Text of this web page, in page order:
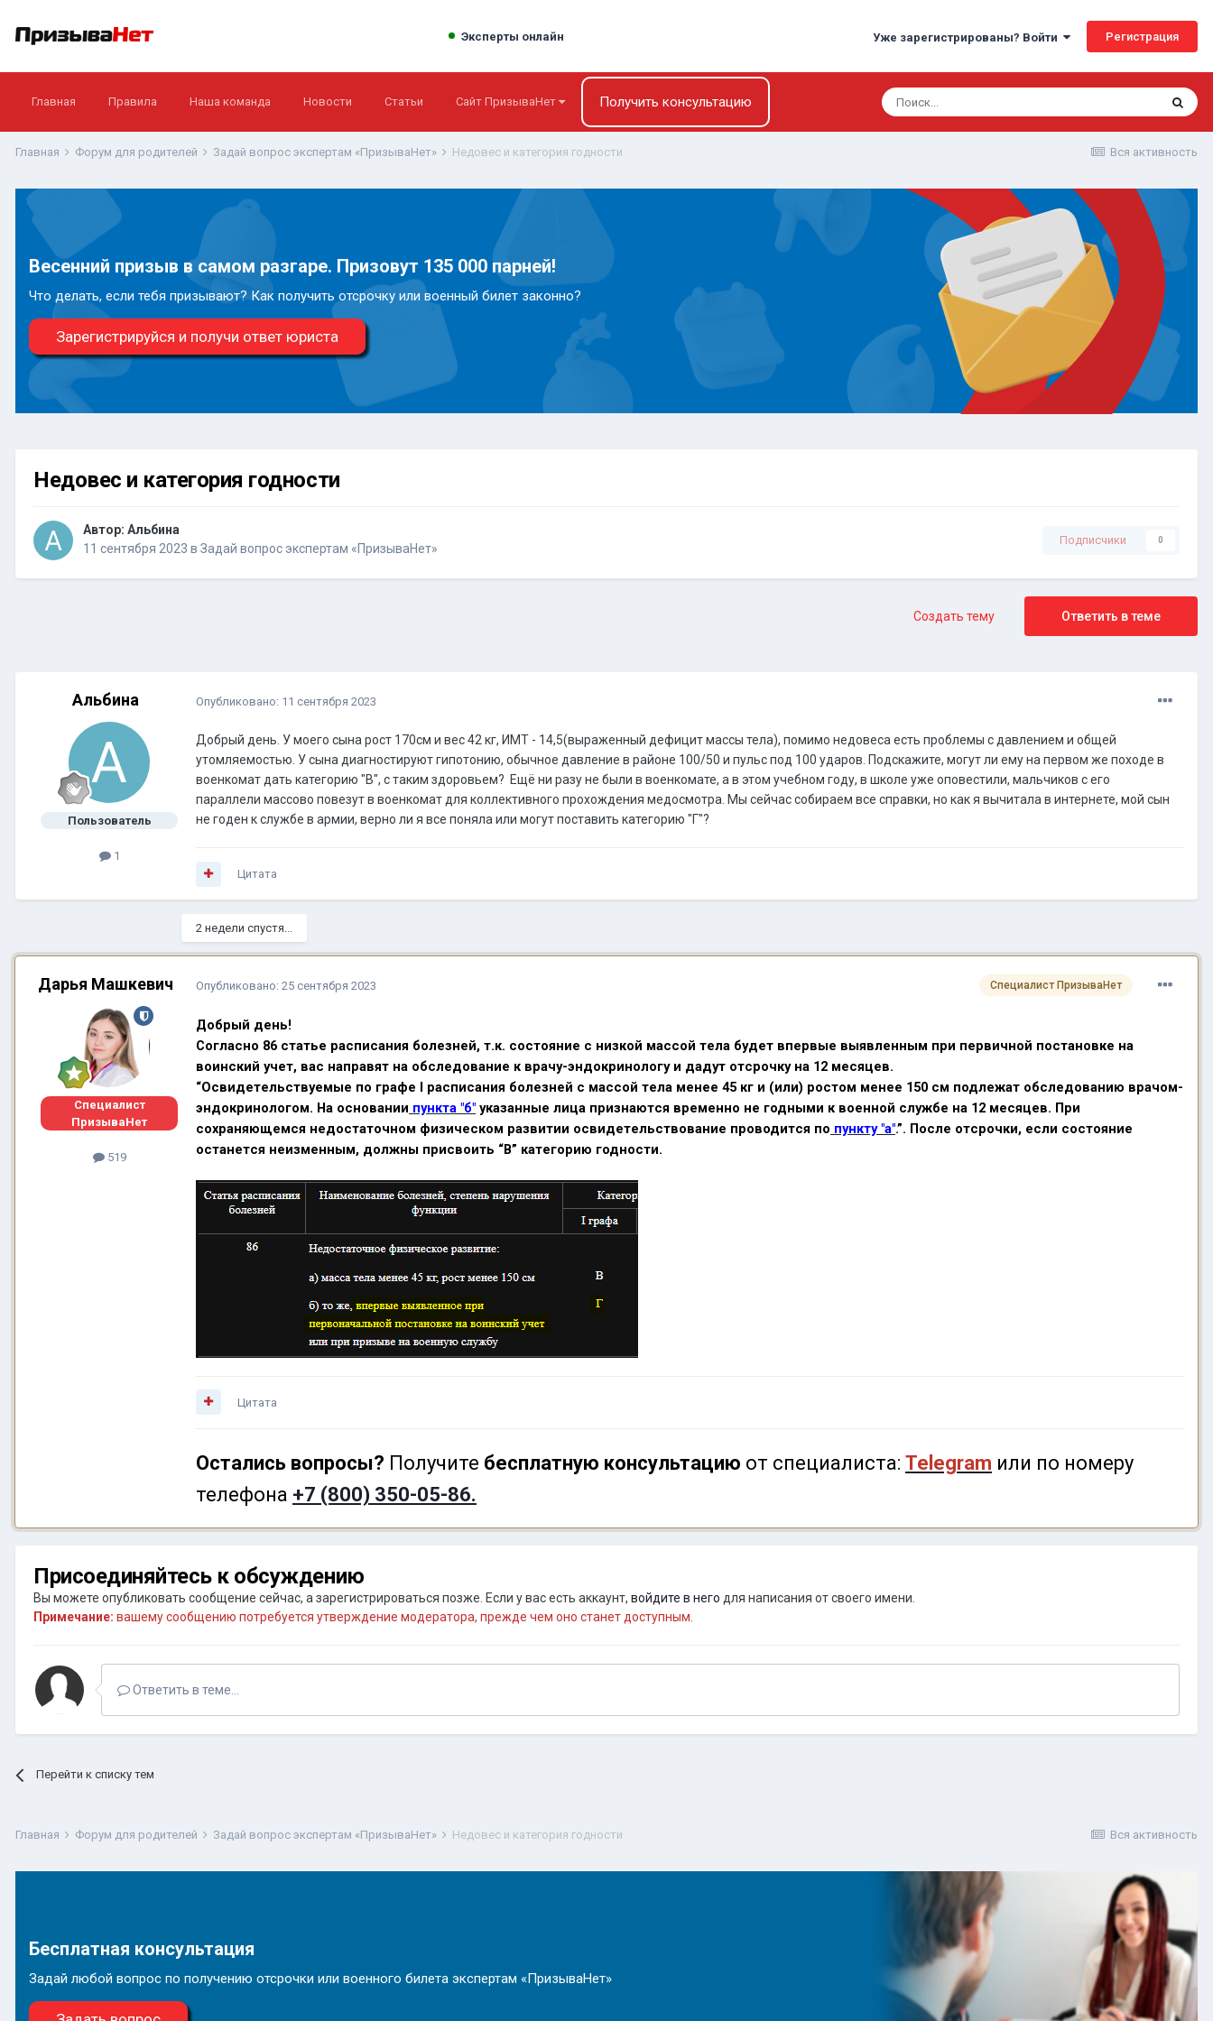
Эксперты онлайн Уже зарегистрированы? Войти Регистрация
Главная Правила Наша команда Новости Статьи Сайт ПризываНет Получить консультацию
Вся активность
Главная Форум для родителей Задай вопрос экспертам «ПризываНет» Недовес и категория годности
Весенний призыв в самом разгаре. Призовут 135 000 парней!
Что делать, если тебя призывают? Как получить отсрочку или военный билет законно?
Зарегистрируйся и получи ответ юриста
Недовес и категория годности
Автор: Альбина
11 сентября 2023 в Задай вопрос экспертам «ПризываНет»
Подписчики 0
Ответить в теме
Создать тему
Альбина
Пользователь
1
Опубликовано: 11 сентября 2023
Добрый день. У моего сына рост 170см и вес 42 кг, ИМТ - 14,5(выраженный дефицит массы тела), помимо недовеса есть проблемы с давлением и общей
утомляемостью. У сына диагностируют гипотонию, обычное давление в районе 100/50 и пульс под 100 ударов. Подскажите, могут ли ему на первом же походе в
военкомат дать категорию "В", с таким здоровьем? Ещё ни разу не были в военкомате, а в этом учебном году, в школе уже оповестили, мальчиков с его
параллели массово повезут в военкомат для коллективного прохождения медосмотра. Мы сейчас собираем все справки, но как я вычитала в интернете, мой сын
не годен к службе в армии, верно ли я все поняла или могут поставить категорию "Г"?
Цитата
2 недели спустя...
Дарья Машкевич
Специалист
ПризываНет
519
Специалист ПризываНет
Опубликовано: 25 сентября 2023
Добрый день!
Согласно 86 статье расписания болезней, т.к. состояние с низкой массой тела будет впервые выявленным при первичной постановке на
воинский учет, вас направят на обследование к врачу-эндокринологу и дадут отсрочку на 12 месяцев.
“Освидетельствуемые по графе I расписания болезней с массой тела менее 45 кг и (или) ростом менее 150 см подлежат обследованию врачом-
эндокринологом. На основании пункта "б" указанные лица признаются временно не годными к военной службе на 12 месяцев. При
сохраняющемся недостаточном физическом развитии освидетельствование проводится по пункту "а".”. После отсрочки, если состояние
останется неизменным, должны присвоить “В” категорию годности.
Цитата
Остались вопросы? Получите бесплатную консультацию от специалиста: Telegram или по номеру
телефона +7 (800) 350-05-86.
Присоединяйтесь к обсуждению
Вы можете опубликовать сообщение сейчас, а зарегистрироваться позже. Если у вас есть аккаунт, войдите в него для написания от своего имени.
Примечание: вашему сообщению потребуется утверждение модератора, прежде чем оно станет доступным.
Ответить в теме...
Перейти к списку тем
Вся активность
Главная Форум для родителей Задай вопрос экспертам «ПризываНет» Недовес и категория годности
Бесплатная консультация
Задай любой вопрос по получению отсрочки или военного билета экспертам «ПризываНет»